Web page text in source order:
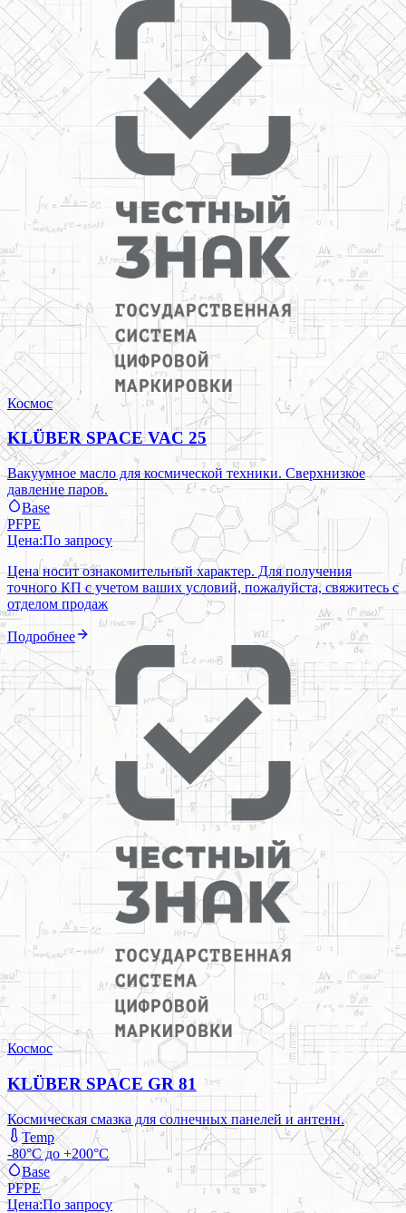
Космос
KLÜBER SPACE VAC 25
Вакуумное масло для космической техники. Сверхнизкое
давление паров.
Base
PFPE
Цена:По запросу
Цена носит ознакомительный характер. Для получения
точного КП с учетом ваших условий, пожалуйста, свяжитесь с
отделом продаж
Подробнее
Космос
KLÜBER SPACE GR 81
Космическая смазка для солнечных панелей и антенн.
Temp
-80°C до +200°C
Base
PFPE
Цена:По запросу